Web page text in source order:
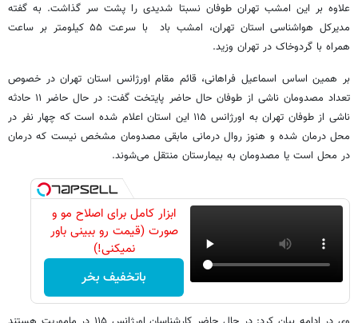
علاوه بر این امشب تهران طوفان نسبتا شدیدی را پشت سر گذاشت. به گفته
مدیرکل هواشناسی استان تهران، امشب باد با سرعت ۵۵ کیلومتر بر ساعت
همراه با گردوخاک در تهران وزید.
بر همین اساس اسماعیل فراهانی، قائم مقام اورژانس استان تهران در خصوص
تعداد مصدومان ناشی از طوفان حال حاضر پایتخت گفت: در حال حاضر ۱۱ حادثه
ناشی از طوفان تهران به اورژانس ۱۱۵ این استان اعلام شده است که چهار نفر در
محل درمان شده و هنوز روال درمانی مابقی مصدومان مشخص نیست که درمان
در محل است یا مصدومان به بیمارستان منتقل می‌شوند.
ابزار کامل برای اصلاح مو و
صورت (قیمت رو ببینی باور
نمیکنی!)
باتخفیف بخر